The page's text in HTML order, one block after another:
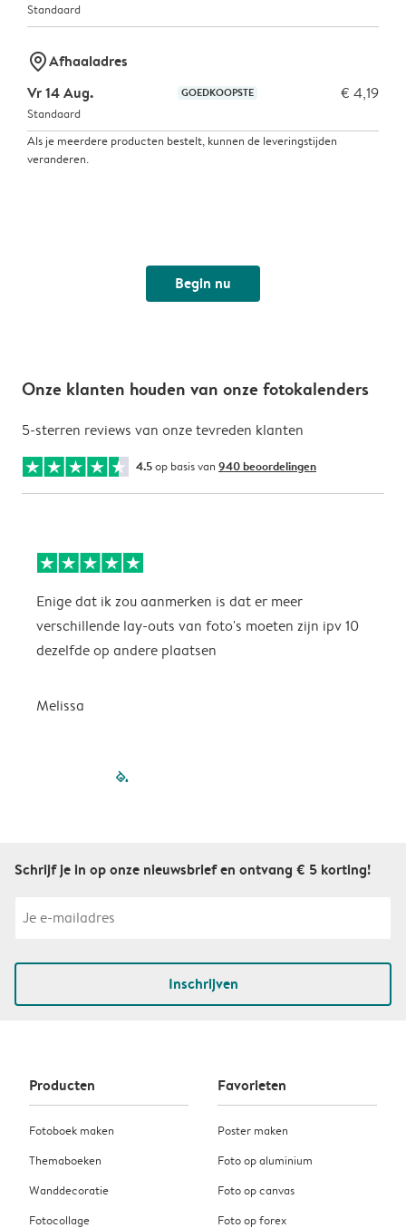
Standaard
marker-pinAfhaaladres
Vr 14 Aug.
GOEDKOOPSTE € 4,19
Standaard
Als je meerdere producten bestelt, kunnen de leveringstijden
veranderen.
Begin nu
Onze klanten houden van onze fotokalenders
5-sterren reviews van onze tevreden klanten
4.5op basis van 940 beoordelingen
Enige dat ik zou aanmerken is dat er meer
verschillende lay-outs van foto's moeten zijn ipv 10
dezelfde op andere plaatsen
Melissa
filled-pagination
Schrijf je in op onze nieuwsbrief en ontvang € 5 korting!
Inschrijven
Producten
Fotoboek maken
Themaboeken
Wanddecoratie
Fotocollage
Favorieten
Poster maken
Foto op aluminium
Foto op canvas
Foto op forex